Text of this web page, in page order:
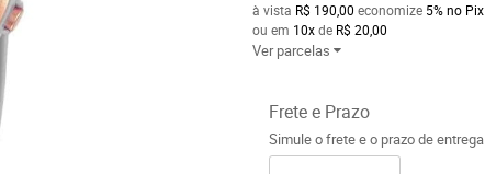
à vista R$ 190,00 economize 5% no Pix
ou em 10xde R$ 20,00
Ver parcelas
Frete e Prazo
Simule o frete e o prazo de